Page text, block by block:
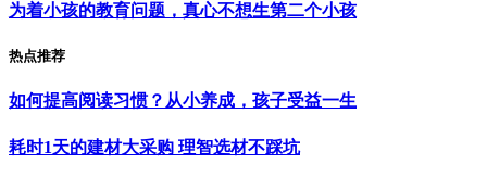
为着小孩的教育问题，真心不想生第二个小孩
热点推荐
如何提高阅读习惯？从小养成，孩子受益一生
耗时1天的建材大采购 理智选材不踩坑